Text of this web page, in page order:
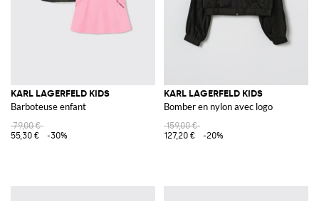
KARL LAGERFELD KIDS
Barboteuse enfant
79,00 €
55,30 €
-30%
KARL LAGERFELD KIDS
Bomber en nylon avec logo
159,00 €
127,20 €
-20%